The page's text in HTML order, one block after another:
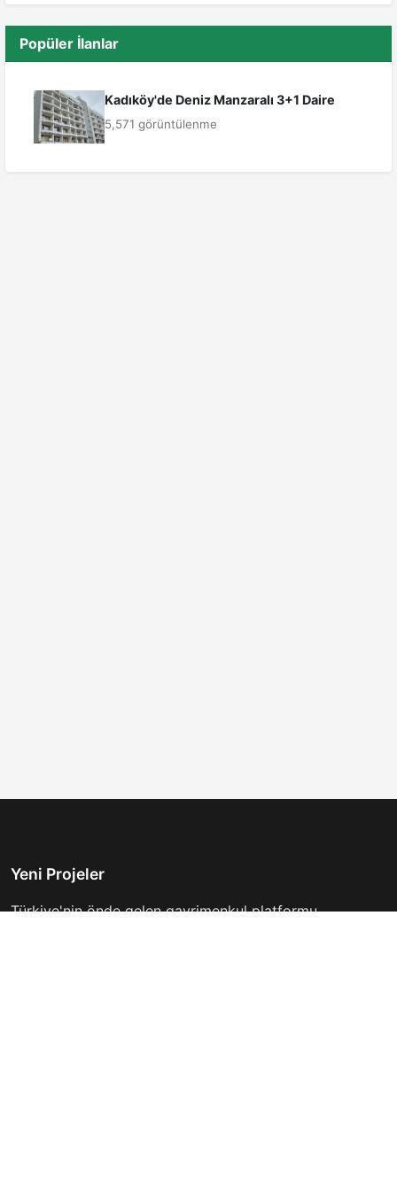
Popüler İlanlar
Kadıköy'de Deniz Manzaralı 3+1 Daire
5,571 görüntülenme
Yeni Projeler
Türkiye'nin önde gelen gayrimenkul platformu.